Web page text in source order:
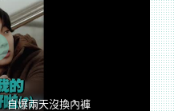
自爆兩天沒換內褲